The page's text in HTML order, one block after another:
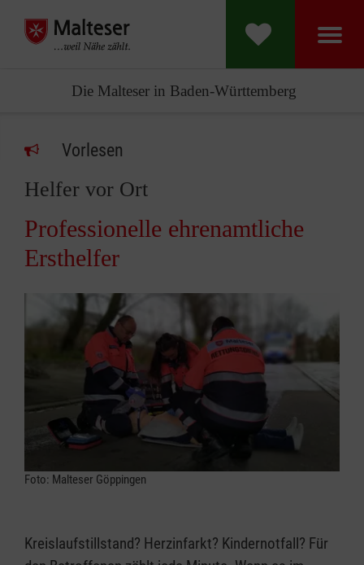
Die Malteser in Baden-Württemberg
Vorlesen
Helfer vor Ort
Professionelle ehrenamtliche
Ersthelfer
Foto: Malteser Göppingen
Kreislaufstillstand? Herzinfarkt? Kindernotfall? Für